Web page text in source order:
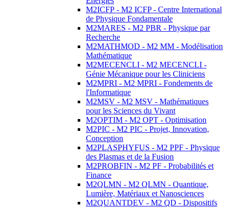
M2ICFP - M2 ICFP - Centre International
de Physique Fondamentale
M2MARES - M2 PBR - Physique par
Recherche
M2MATHMOD - M2 MM - Modélisation
Mathématique
M2MECENCLI - M2 MECENCLI -
Génie Mécanique pour les Cliniciens
M2MPRI - M2 MPRI - Fondements de
l'Informatique
M2MSV - M2 MSV - Mathématiques
pour les Sciences du Vivant
M2OPTIM - M2 OPT - Optimisation
M2PIC - M2 PIC - Projet, Innovation,
Conception
M2PLASPHYFUS - M2 PPF - Physique
des Plasmas et de la Fusion
M2PROBFIN - M2 PF - Probabilités et
Finance
M2QLMN - M2 QLMN - Quantique,
Lumière, Matériaux et Nanosciences
M2QUANTDEV - M2 QD - Dispositifs